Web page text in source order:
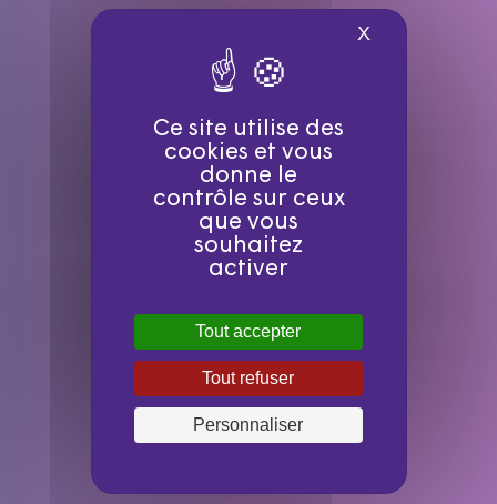
Ce site utilise des
cookies et vous
donne le
contrôle sur ceux
que vous
souhaitez
activer
Tout accepter
Tout refuser
Personnaliser
XMasquer le